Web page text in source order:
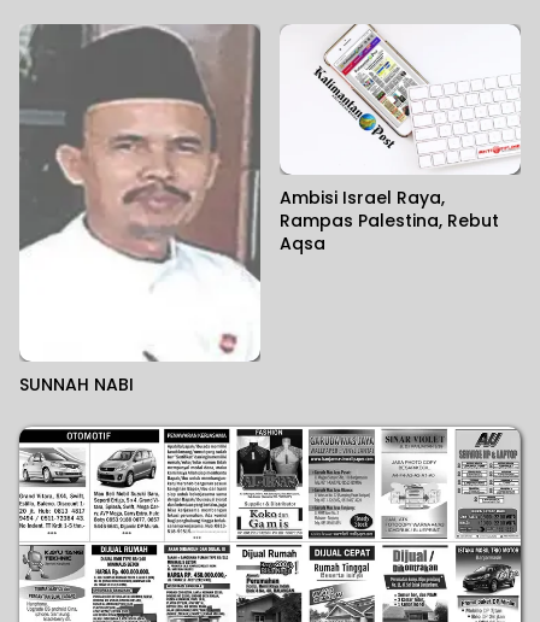
SUNNAH NABI
Ambisi Israel Raya,
Rampas Palestina, Rebut
Aqsa